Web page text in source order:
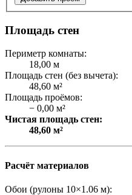
Площадь стен
Периметр комнаты:
18,00 м
Площадь стен (без вычета):
48,60 м²
Площадь проёмов:
− 0,00 м²
Чистая площадь стен:
48,60 м²
Расчёт материалов
Обои (рулоны 10×1.06 м):